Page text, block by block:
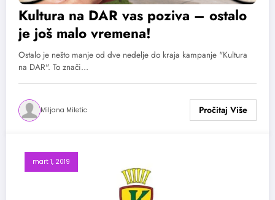
Kultura na DAR vas poziva – ostalo
je još malo vremena!
Ostalo je nešto manje od dve nedelje do kraja kampanje "Kultura
na DAR". To znači…
Miljana Miletic
mart 1, 2019